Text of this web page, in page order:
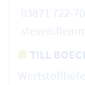
03871 722-
TILL